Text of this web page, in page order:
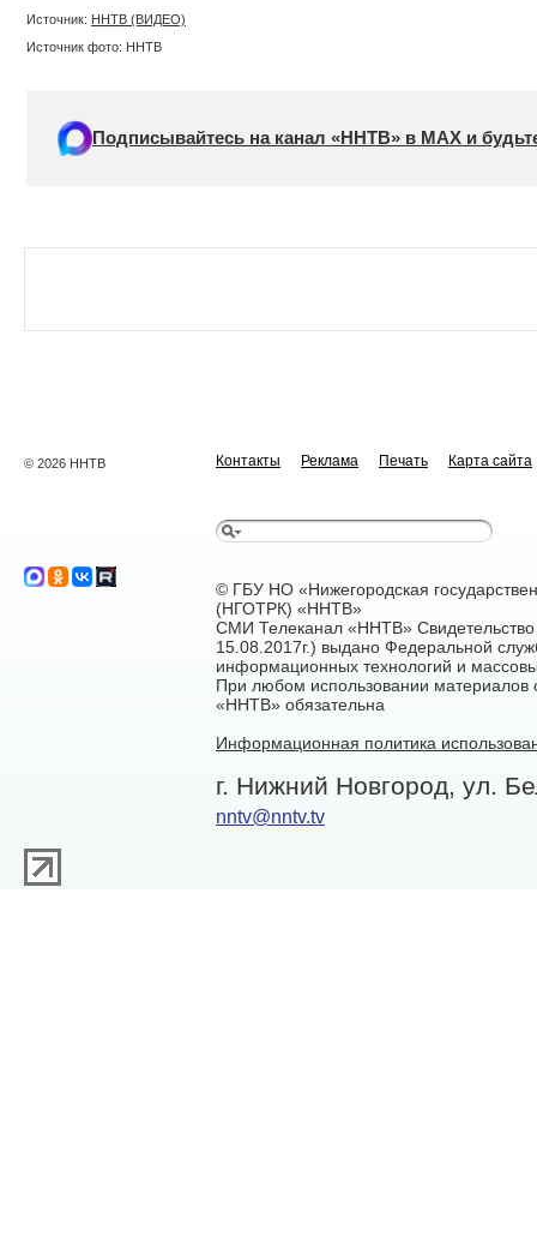
Источник: ННТВ (ВИДЕО)
Источник фото: ННТВ
Подписывайтесь на канал «ННТВ» в МАХ и
© 2026 ННТВ Контакты Реклама Печать Карта сайта
© ГБУ НО «Нижегородская
(НГОТРК) «ННТВ»
СМИ Телеканал «ННТВ»
15.08.2017г.) выдано Федеральной
информационных технологий и
При любом использовании материалов
«ННТВ» обязательна
Информационная политика
г. Нижний Новгород, ул.
nntv@nntv.tv